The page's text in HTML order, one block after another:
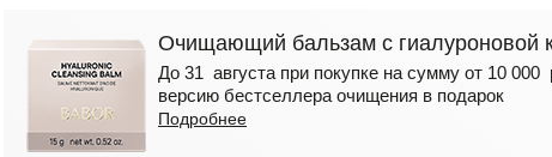
Очищающий бальзам с гиалуроновой
До 31 августа при покупке на сумму от 10 000
версию бестселлера очищения в подарок
Подробнее